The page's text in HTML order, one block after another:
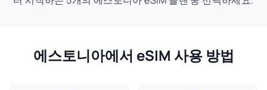
에스토니아에서 eSIM 사용 방법